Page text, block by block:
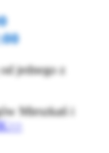
jednego z
Mieszkań i